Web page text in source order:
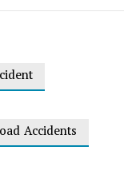
Accidents